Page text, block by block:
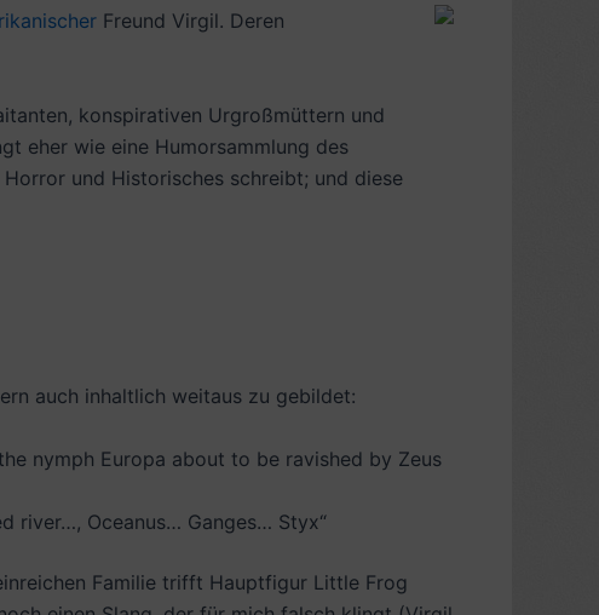
Freund Virgil. Deren
konspirativen Urgroßmüttern und
eher wie eine Humorsammlung des
und Historisches schreibt; und diese
auch inhaltlich weitaus zu gebildet:
nymph Europa about to be ravished by Zeus
river…, Oceanus… Ganges… Styx“
Familie trifft Hauptfigur Little Frog